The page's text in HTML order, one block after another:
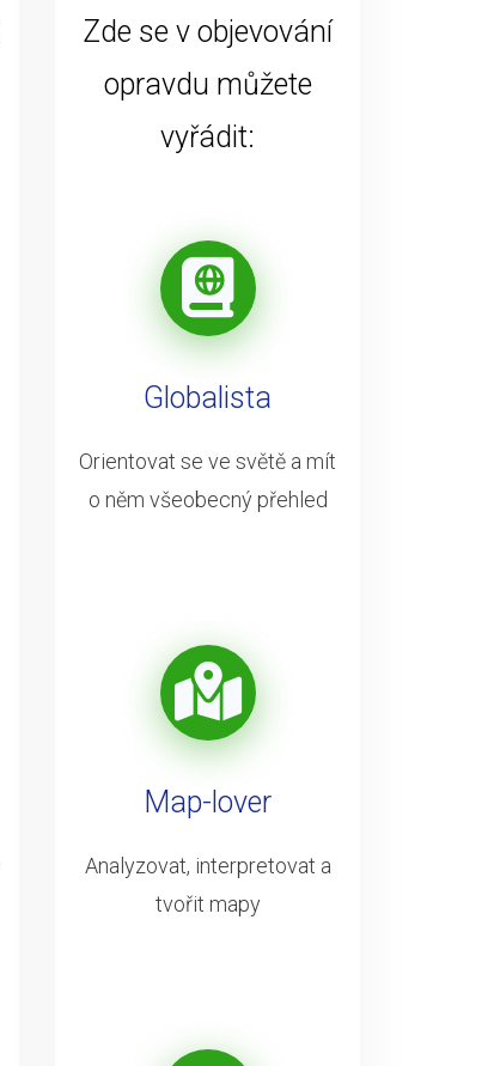
Zde se v objevování
opravdu můžete
vyřádit:
Globalista
Orientovat se ve světě a mít
o něm všeobecný přehled
Map-lover
Analyzovat, interpretovat a
tvořit mapy